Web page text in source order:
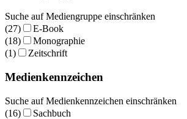
Suche auf Mediengruppe einschränken
(27)
E-Book
(18)
Monographie
(1)
Zeitschrift
Medienkennzeichen
Suche auf Medienkennzeichen einschränken
(16)
Sachbuch